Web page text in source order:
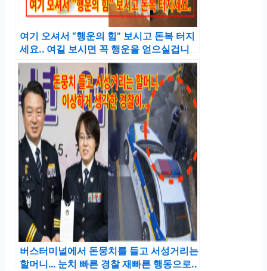
여기 오셔서 “행운의 힘” 보시고 돈복 터지
세요.. 여길 보시면 꼭 행운을 얻으실겁니
다.
버스터미널에서 돈뭉치를 들고 서성거리는
할머니… 눈치 빠른 경찰 재빠른 행동으로..